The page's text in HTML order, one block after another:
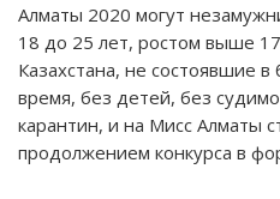
Алматы 2020 могут
18 до 25 лет, ростом выше
Казахстана, не состоявшие
время, без детей, без
карантин, и на Мисс Алматы
продолжением конкурса в